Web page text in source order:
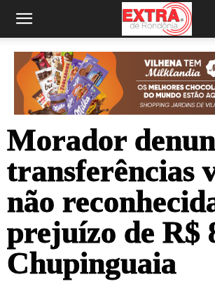
Morador
transferências
não
prejuízo de R$
Chupinguaia